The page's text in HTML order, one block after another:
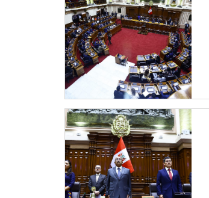
Twitter:https://goo.gl/iMywRR
YouTube:https://goo.gl/VBXBNk
Radio:goo.gl/hMwTg1
fotografia.congreso.gob.pe